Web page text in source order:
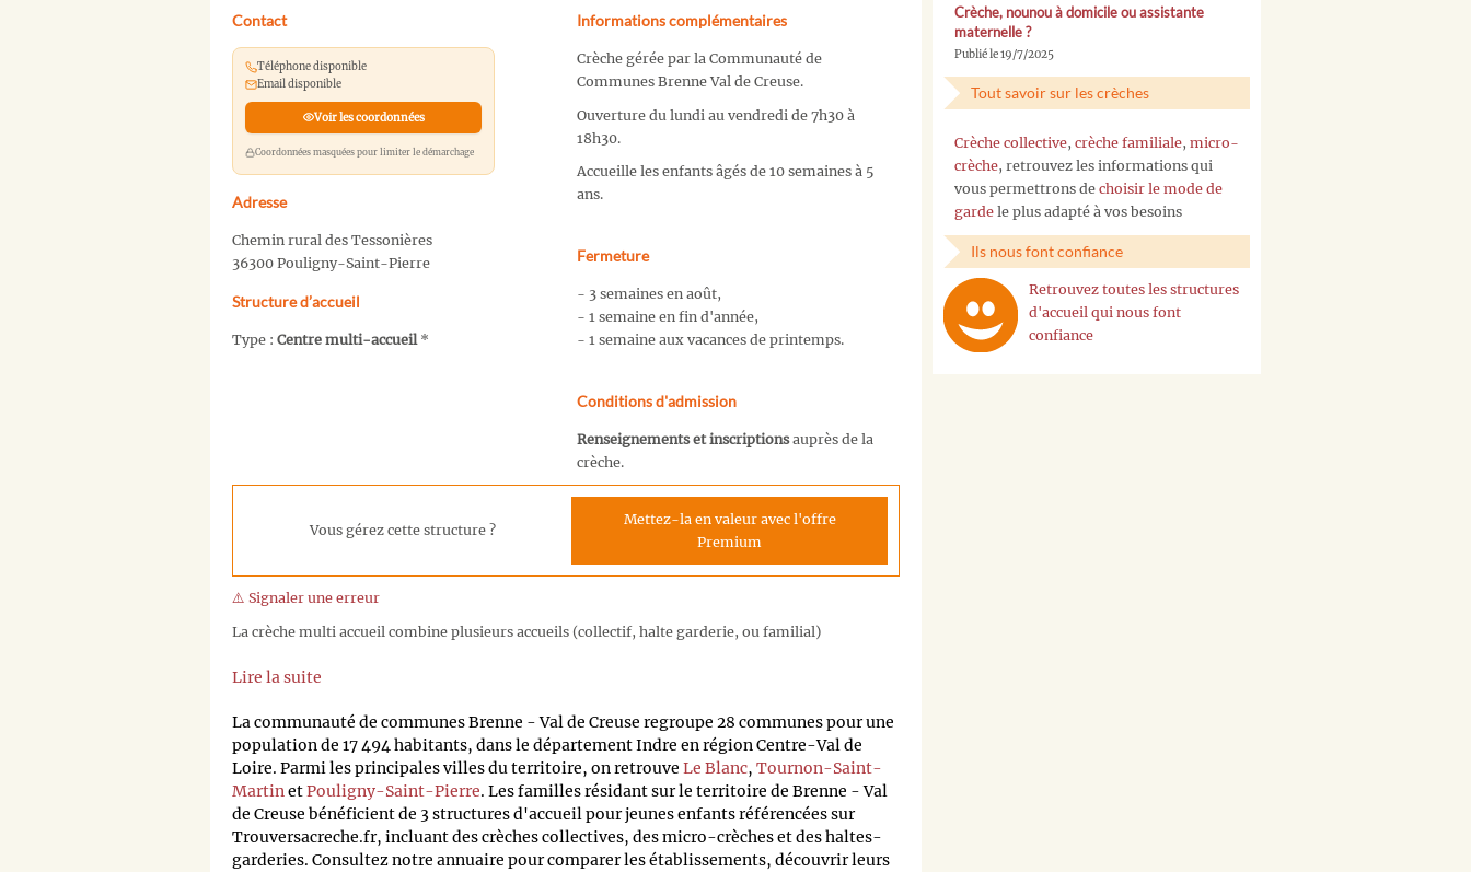
Contact
Téléphone disponible
Email disponible
Voir les coordonnées
Coordonnées masquées pour limiter le démarchage
Adresse
Chemin rural des Tessonières
36300 Pouligny-Saint-Pierre
Structure d’accueil
Type : Centre multi-accueil *
Informations complémentaires
Crèche gérée par la Communauté de
Communes Brenne Val de Creuse.
Ouverture du lundi au vendredi de 7h30 à
18h30.
Accueille les enfants âgés de 10 semaines à 5
ans.
Fermeture
- 3 semaines en août,
- 1 semaine en fin d'année,
- 1 semaine aux vacances de printemps.
Conditions d'admission
Renseignements et inscriptionsauprès de la
crèche.
Vous gérez cette structure ?
Mettez-la en valeur avec l'offre
Premium
⚠️ Signaler une erreur
La crèche multi accueil combine plusieurs accueils (collectif, halte garderie, ou familial)
Lire la suite
La communauté de communes Brenne - Val de Creuse regroupe 28 communes pour une
population de 17 494 habitants, dans le département Indre en région Centre-Val de
Loire. Parmi les principales villes du territoire, on retrouve Le Blanc, Tournon-Saint-
MartinetPouligny-Saint-Pierre. Les familles résidant sur le territoire de Brenne - Val
de Creuse bénéficient de 3 structures d'accueil pour jeunes enfants référencées sur
Trouversacreche.fr, incluant des crèches collectives, des micro-crèches et des haltes-
garderies. Consultez notre annuaire pour comparer les établissements, découvrir leurs
Crèche, nounou à domicile ou assistante
maternelle ?
Publié le 19/7/2025
Tout savoir sur les crèches
Crèche collective, crèche familiale, micro-
crèche, retrouvez les informations qui
vous permettrons de choisir le mode de
garde le plus adapté à vos besoins
Ils nous font confiance
Retrouvez toutes les structures
d'accueil qui nous font
confiance